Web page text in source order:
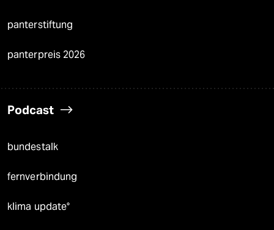
panterstiftung
panterpreis 2026
Podcast
bundestalk
fernverbindung
klima update°